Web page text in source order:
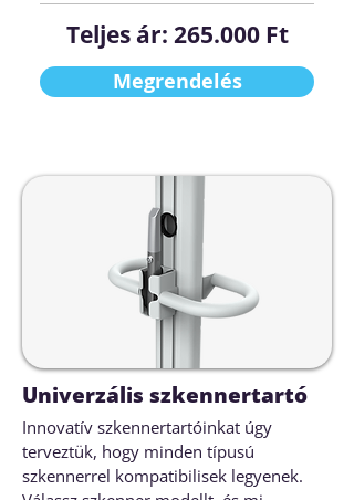
Teljes ár: 265.000 Ft
Megrendelés
Univerzális szkennertartó
Innovatív szkennertartóinkat úgy
terveztük, hogy minden típusú
szkennerrel kompatibilisek legyenek.